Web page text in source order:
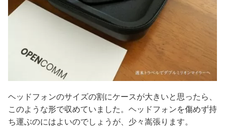
ヘッドフォンのサイズの割にケースが大きいと思ったら、
このような形で収めていました。ヘッドフォンを傷めず持
ち運ぶのにはよいのでしょうが、少々嵩張ります。